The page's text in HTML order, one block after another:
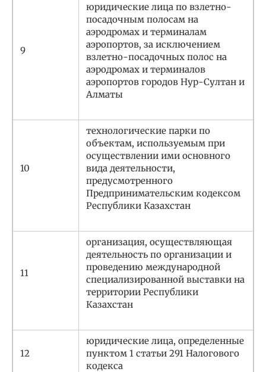
9
юридические лица по взлетно-
посадочным полосам на
аэродромах и терминалам
аэропортов, за исключением
взлетно-посадочных полос на
аэродромах и терминалов
аэропортов городов Нур-Султан и
Алматы
10
технологические парки по
объектам, используемым при
осуществлении ими основного
вида деятельности,
предусмотренного
Предпринимательским кодексом
Республики Казахстан
11
организация, осуществляющая
деятельность по организации и
проведению международной
специализированной выставки на
территории Республики
Казахстан
12
юридические лица, определенные
пунктом 1 статьи 291 Налогового
кодекса